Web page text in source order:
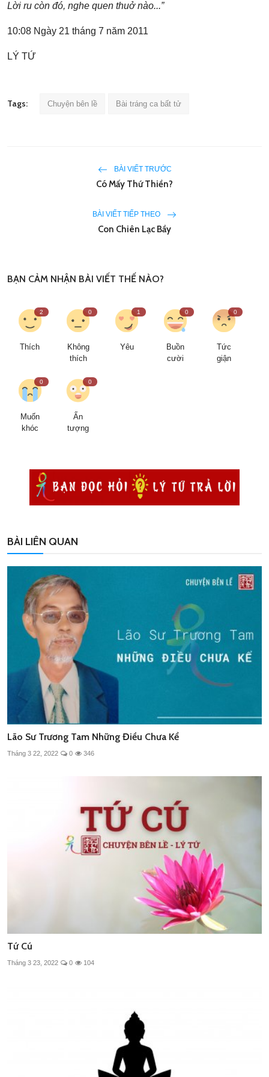
Lời ru còn đó, nghe quen thuở nào...”
10:08 Ngày 21 tháng 7 năm 2011
LÝ TỨ
Tags: Chuyện bên lề Bài tráng ca bất tử
BÀI VIẾT TRƯỚC
Có Mấy Thứ Thiền?
BÀI VIẾT TIẾP THEO
Con Chiên Lạc Bầy
BẠN CẢM NHẬN BÀI VIẾT THẾ NÀO?
2
Thích
0
Không
thích
1
Yêu
0
Buồn
cười
0
Tức
giận
0
Muốn
khóc
0
Ấn
tượng
BÀI LIÊN QUAN
Lão Sư Trương Tam Những Điều Chưa Kể
Tháng 3 22, 2022 0 346
Tứ Cú
Tháng 3 23, 2022 0 104